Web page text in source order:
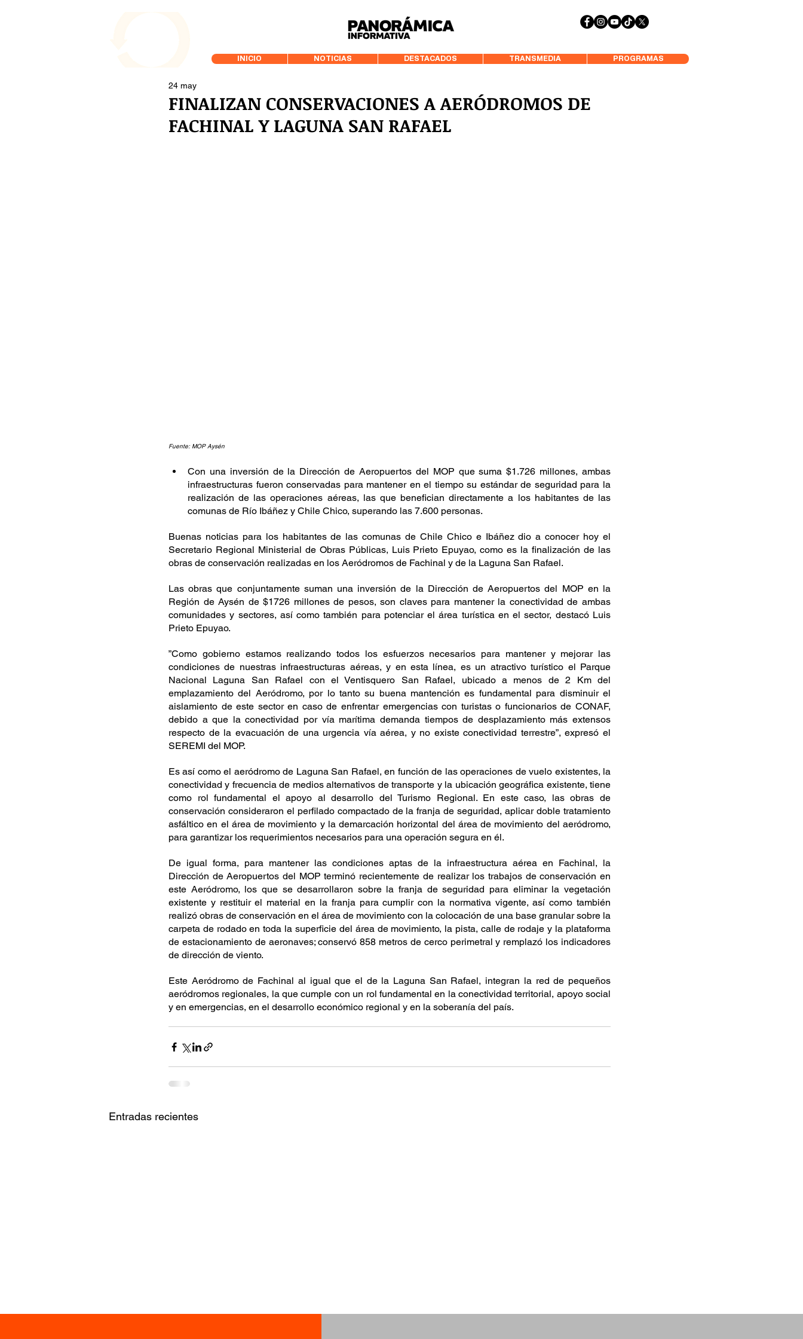
INICIO NOTICIAS DESTACADOS TRANSMEDIA PROGRAMAS
FINALIZAN CONSERVACIONES A AERÓDROMOS DE
FACHINAL Y LAGUNA SAN RAFAEL
24 may
Fuente: MOP Aysén
Con una inversión de la Dirección de Aeropuertos del MOP que suma $1.726 millones, ambas
infraestructuras fueron conservadas para mantener en el tiempo su estándar de seguridad para la
realización de las operaciones aéreas, las que benefician directamente a los habitantes de las
comunas de Río Ibáñez y Chile Chico, superando las 7.600 personas.
Buenas noticias para los habitantes de las comunas de Chile Chico e Ibáñez dio a conocer hoy el
Secretario Regional Ministerial de Obras Públicas, Luis Prieto Epuyao, como es la finalización de las
obras de conservación realizadas en los Aeródromos de Fachinal y de la Laguna San Rafael.
Las obras que conjuntamente suman una inversión de la Dirección de Aeropuertos del MOP en la
Región de Aysén de $1726 millones de pesos, son claves para mantener la conectividad de ambas
comunidades y sectores, así como también para potenciar el área turística en el sector, destacó Luis
Prieto Epuyao.
”Como gobierno estamos realizando todos los esfuerzos necesarios para mantener y mejorar las
condiciones de nuestras infraestructuras aéreas, y en esta línea, es un atractivo turístico el Parque
Nacional Laguna San Rafael con el Ventisquero San Rafael, ubicado a menos de 2 Km del
emplazamiento del Aeródromo, por lo tanto su buena mantención es fundamental para disminuir el
aislamiento de este sector en caso de enfrentar emergencias con turistas o funcionarios de CONAF,
debido a que la conectividad por vía marítima demanda tiempos de desplazamiento más extensos
respecto de la evacuación de una urgencia vía aérea, y no existe conectividad terrestre”, expresó el
SEREMI del MOP.
Es así como el aeródromo de Laguna San Rafael, en función de las operaciones de vuelo existentes, la
conectividad y frecuencia de medios alternativos de transporte y la ubicación geográfica existente, tiene
como rol fundamental el apoyo al desarrollo del Turismo Regional. En este caso, las obras de
conservación consideraron el perfilado compactado de la franja de seguridad, aplicar doble tratamiento
asfáltico en el área de movimiento y la demarcación horizontal del área de movimiento del aeródromo,
para garantizar los requerimientos necesarios para una operación segura en él.
De igual forma, para mantener las condiciones aptas de la infraestructura aérea en Fachinal, la
Dirección de Aeropuertos del MOP terminó recientemente de realizar los trabajos de conservación en
este Aeródromo, los que se desarrollaron sobre la franja de seguridad para eliminar la vegetación
existente y restituir el material en la franja para cumplir con la normativa vigente, así como también
realizó obras de conservación en el área de movimiento con la colocación de una base granular sobre la
carpeta de rodado en toda la superficie del área de movimiento, la pista, calle de rodaje y la plataforma
de estacionamiento de aeronaves; conservó 858 metros de cerco perimetral y remplazó los indicadores
de dirección de viento.
Este Aeródromo de Fachinal al igual que el de la Laguna San Rafael, integran la red de pequeños
aeródromos regionales, la que cumple con un rol fundamental en la conectividad territorial, apoyo social
y en emergencias, en el desarrollo económico regional y en la soberanía del país.
Entradas recientes